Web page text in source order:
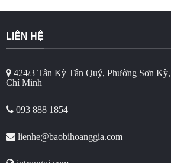
LIÊN HỆ
424/3 Tân Kỳ Tân Quý, Phường Sơn
Chí Minh
093 888 1854
lienhe@baobihoanggia.com